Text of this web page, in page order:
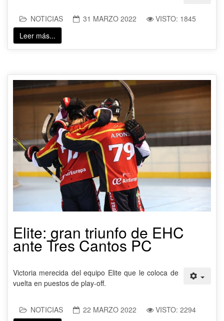
NOTICIAS 31 MARZO 2022
VISTO: 1845
Leer más...
Elite: gran triunfo de EHC
ante Tres Cantos PC
Victoria merecida del equipo Elite que le coloca de
vuelta en puestos de play-off.
NOTICIAS 22 MARZO 2022
VISTO: 2294